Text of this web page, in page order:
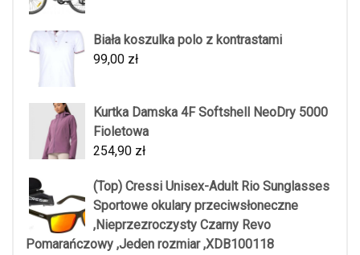
Biała koszulka polo z kontrastami
99,00 zł
Kurtka Damska 4F Softshell NeoDry 5000
Fioletowa
254,90 zł
(Top) Cressi Unisex-Adult Rio Sunglasses
Sportowe okulary przeciwsłoneczne
,Nieprzezroczysty Czarny Revo
Pomarańczowy ,Jeden rozmiar ,XDB100118